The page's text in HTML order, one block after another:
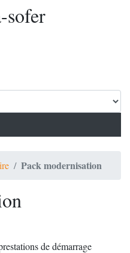
sofer
Pack modernisation
de démarrage